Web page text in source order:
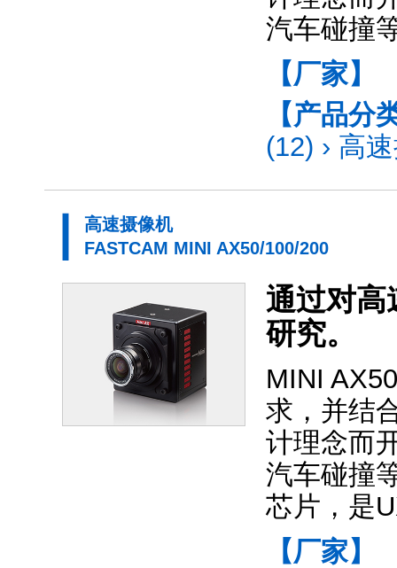
汽车碰撞
【厂家】
【产品分
(12) › 高
高速摄像机
FASTCAM MINI AX50/100/200
通过对高
研究。
MINI
求，并结
计理念而
汽车碰撞
芯片，是
【厂家】